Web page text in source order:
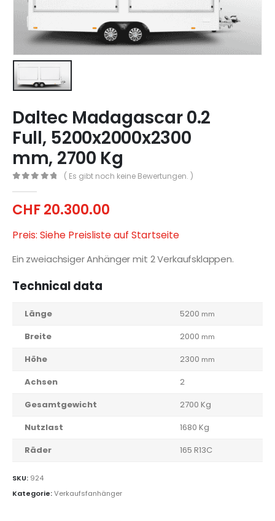
Daltec Madagascar 0.2
Full, 5200x2000x2300
mm, 2700 Kg
( Es gibt noch keine Bewertungen. )
CHF20.300.00
Preis: Siehe Preisliste auf Startseite
Ein zweiachsiger Anhänger mit 2 Verkaufsklappen.
Technical data
Länge 5200 mm
Breite 2000 mm
Höhe 2300 mm
Achsen
2
Gesamtgewicht
2700 Kg
Nutzlast
1680 Kg
Räder
165 R13C
SKU: 924
Kategorie:Verkaufsfanhänger